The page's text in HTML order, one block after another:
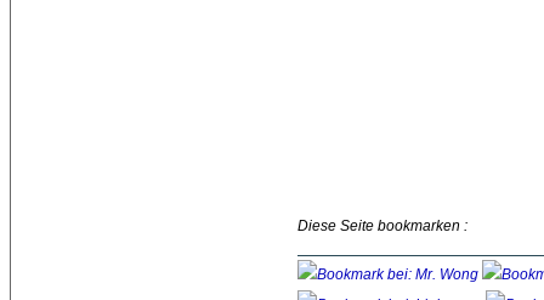
Diese Seite bookmarken :